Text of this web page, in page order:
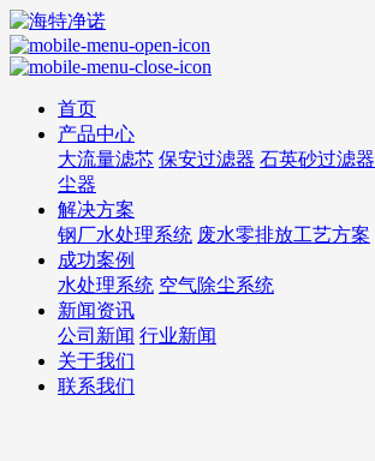
首页
产品中心
大流量滤芯 保安过滤器 石英砂过滤器
尘器
解决方案
钢厂水处理系统 废水零排放工艺方案
成功案例
水处理系统 空气除尘系统
新闻资讯
公司新闻 行业新闻
关于我们
联系我们